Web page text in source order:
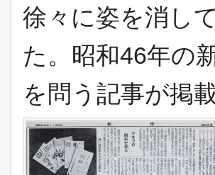
徐々に姿を消し
た。昭和46年の
を問う記事が掲